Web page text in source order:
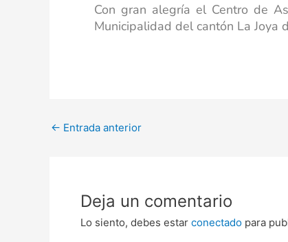
Con gran alegría el Centro de
Municipalidad del cantón La Joya
← Entrada anterior
Deja un comentario
Lo siento, debes estar conectado para